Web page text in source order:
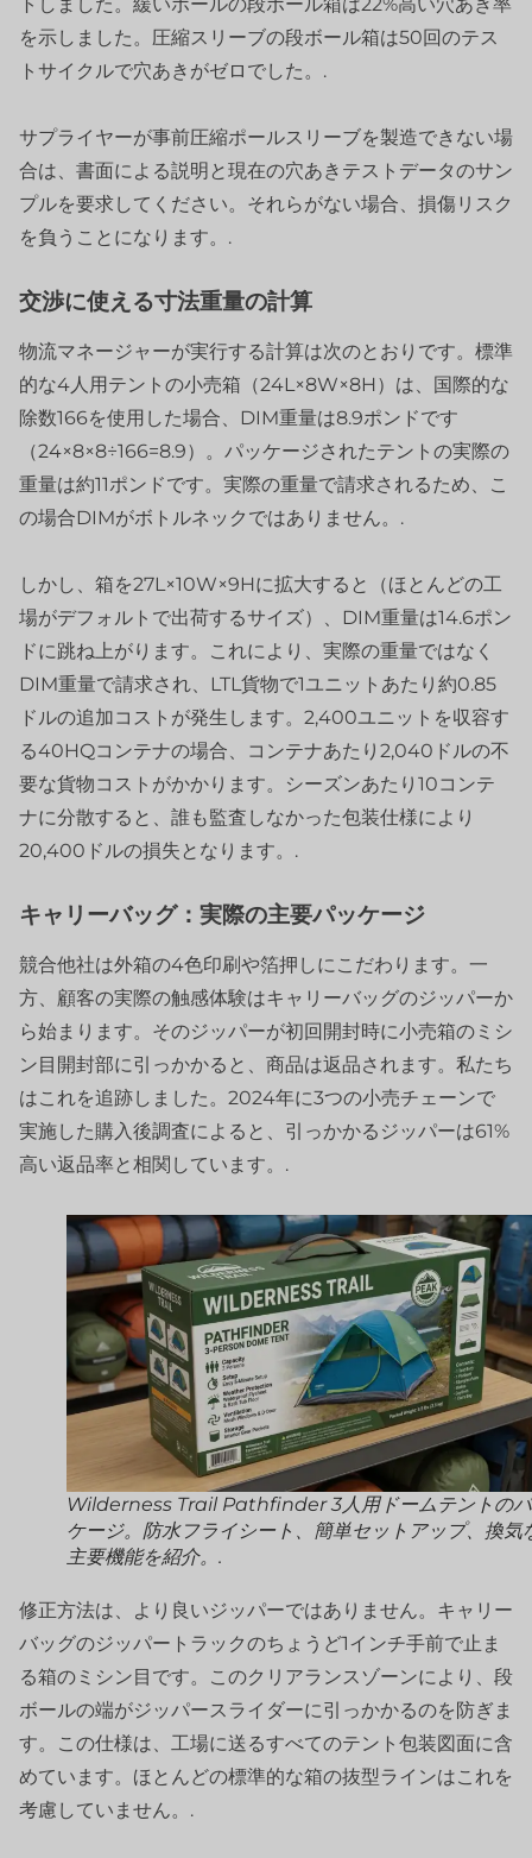
トしました。緩いポールの段ボール箱は22%高い穴あき率
を示しました。圧縮スリーブの段ボール箱は50回のテス
トサイクルで穴あきがゼロでした。.
サプライヤーが事前圧縮ポールスリーブを製造できない場
合は、書面による説明と現在の穴あきテストデータのサン
プルを要求してください。それらがない場合、損傷リスク
を負うことになります。.
交渉に使える寸法重量の計算
物流マネージャーが実行する計算は次のとおりです。標準
的な4人用テントの小売箱（24L×8W×8H）は、国際的な
除数166を使用した場合、DIM重量は8.9ポンドです
（24×8×8÷166=8.9）。パッケージされたテントの実際の
重量は約11ポンドです。実際の重量で請求されるため、こ
の場合DIMがボトルネックではありません。.
しかし、箱を27L×10W×9Hに拡大すると（ほとんどの工
場がデフォルトで出荷するサイズ）、DIM重量は14.6ポン
ドに跳ね上がります。これにより、実際の重量ではなく
DIM重量で請求され、LTL貨物で1ユニットあたり約0.85
ドルの追加コストが発生します。2,400ユニットを収容す
る40HQコンテナの場合、コンテナあたり2,040ドルの不
要な貨物コストがかかります。シーズンあたり10コンテ
ナに分散すると、誰も監査しなかった包装仕様により
20,400ドルの損失となります。.
キャリーバッグ：実際の主要パッケージ
競合他社は外箱の4色印刷や箔押しにこだわります。一
方、顧客の実際の触感体験はキャリーバッグのジッパーか
ら始まります。そのジッパーが初回開封時に小売箱のミシ
ン目開封部に引っかかると、商品は返品されます。私たち
はこれを追跡しました。2024年に3つの小売チェーンで
実施した購入後調査によると、引っかかるジッパーは61%
高い返品率と相関しています。.
Wilderness Trail Pathfinder 3人用ドームテントの
ケージ。防水フライシート、簡単セットアップ、換気
主要機能を紹介。.
修正方法は、より良いジッパーではありません。キャリー
バッグのジッパートラックのちょうど1インチ手前で止ま
る箱のミシン目です。このクリアランスゾーンにより、段
ボールの端がジッパースライダーに引っかかるのを防ぎま
す。この仕様は、工場に送るすべてのテント包装図面に含
めています。ほとんどの標準的な箱の抜型ラインはこれを
考慮していません。.